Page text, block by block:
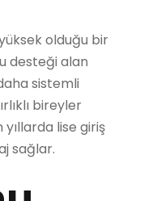
olduğu bir
desteği alan
sistemli
bireyler
lise giriş
sağlar.